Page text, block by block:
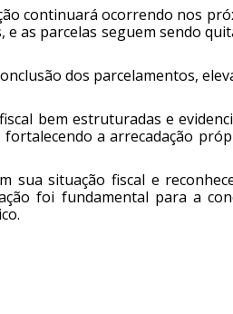
continuará ocorrendo nos
as parcelas seguem sendo
dos parcelamentos,
bem estruturadas e
a arrecadação
sua situação fiscal e
foi fundamental para a